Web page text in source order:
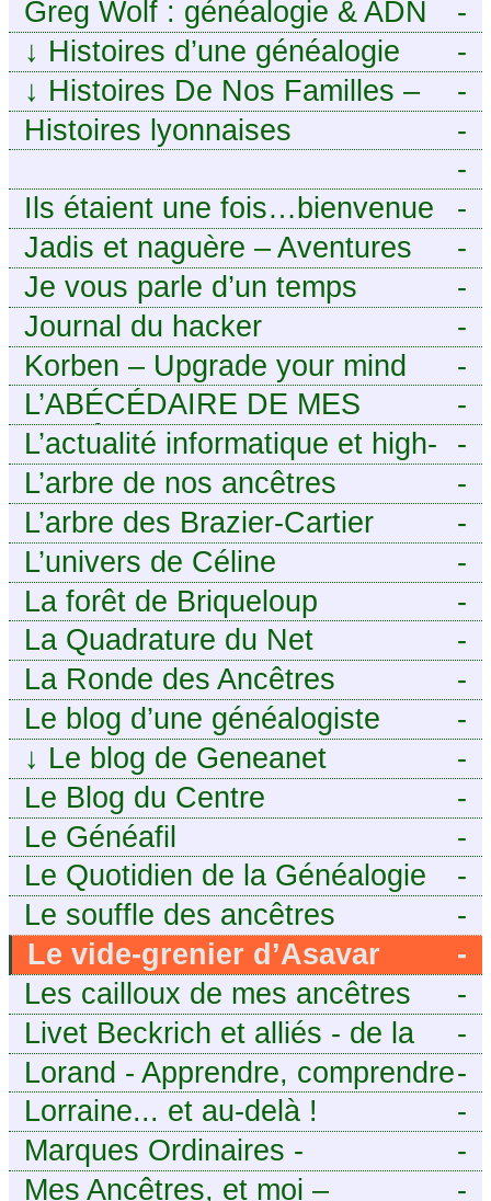
numérique à portée de tous
-
Greg Wolf : généalogie & ADN
-
↓ Histoires d’une généalogie
Léonarde
-
↓ Histoires De Nos Familles –
Blog de généalogie
-
Histoires lyonnaises
-
https://
-
Ils étaient une fois…bienvenue
chez mes ancêtres. – Une
histoire tourangelle, mais pas
seulement.
-
Jadis et naguère – Aventures
généalogiques de l’Atlantique
aux contreforts des Alpes
-
Je vous parle d’un temps
-
Journal du hacker
-
Korben – Upgrade your mind
-
L’ABÉCÉDAIRE DE MES
ANCÊTRES – Tout ce que
j’aurais aimé savoir sur ma
famille mais n’ai jamais osé
demander
-
L’actualité informatique et high-
tech pour décideurs IT.
-
L’arbre de nos ancêtres
-
L’arbre des Brazier-Cartier
-
L’univers de Céline
-
La forêt de Briqueloup
-
La Quadrature du Net
-
La Ronde des Ancêtres
-
Le blog d’une généalogiste
-
↓ Le blog de Geneanet
-
Le Blog du Centre
Généalogique de Touraine -
-
Le Généafil
-
Le Quotidien de la Généalogie
-
Le souffle des ancêtres
-
Le vide-grenier d’Asavar
-
Les cailloux de mes ancêtres
-
Livet Beckrich et alliés - de la
généalogie à l’écriture.
-
Lorand - Apprendre, comprendre
et transmettre pour exister.
(Descartes)
-
Lorraine... et au-delà !
-
Marques Ordinaires -
Généalogie de Moselle et
-
Mes Ancêtres, et moi –